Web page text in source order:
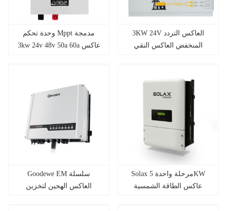
وحدة تحكم Mppt مدمجة
3kw 24v 48v 50a 60a عاكس
3KW 24V العاكس التردد
المنخفض العاكس النقي
Goodewe EM سلسلة
العاكس الهجين لتخزين
Solax مرحلة واحدة 5KW
عاكس الطاقة الشمسية